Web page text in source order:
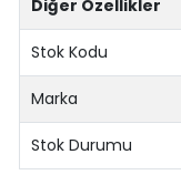
Diğer Özellikler
Stok Kodu
Marka
Stok Durumu